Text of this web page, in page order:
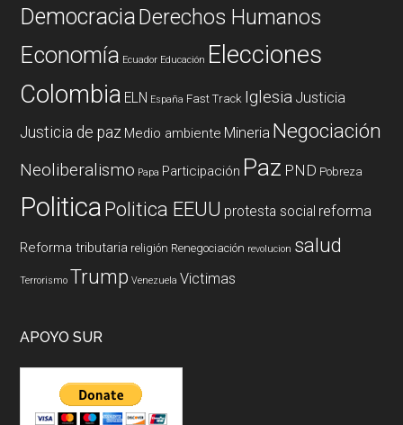
DemocraciaDerechos Humanos
Economía Ecuador Educación Elecciones
Colombia ELN España Fast Track Iglesia Justicia
Justicia de paz Medio ambiente Mineria Negociación
Neoliberalismo Papa Participación Paz PND Pobreza
PoliticaPolitica EEUU protesta social reforma
Reforma tributaria religión Renegociación revolucion salud
Terrorismo Trump Venezuela Victimas
APOYO SUR